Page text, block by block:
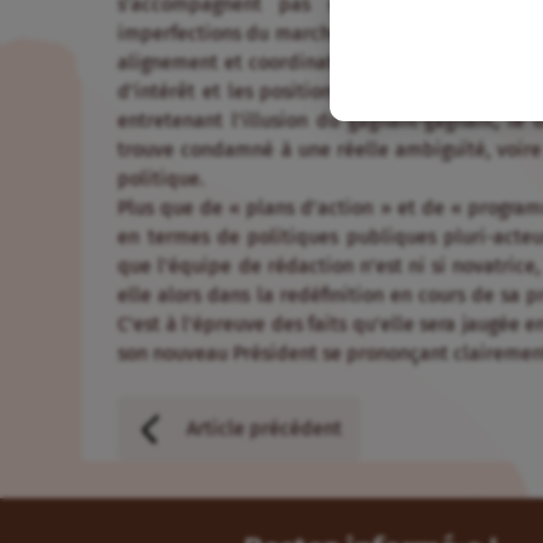
imperfections du marché et des pouvoirs
alignement et coordination sont simplement
d’intérêt et les positions dominantes de
entretenant l’illusion du gagnant-gagnant,
trouve condamné à une réelle ambiguïté,
politique.
Plus que de « plans d’action » et de «
en termes de politiques publiques pluri-
que l’équipe de rédaction n’est ni si
elle alors dans la redéfinition en cours de sa
C’est à l’épreuve des faits qu’elle sera
son nouveau Président se prononçant
Article précédent